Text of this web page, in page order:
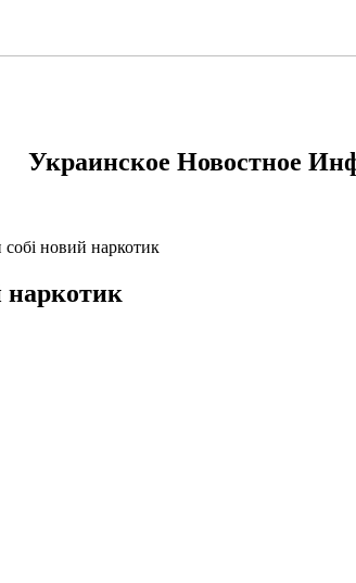
Украинское Новостное
новий наркотик
наркотик